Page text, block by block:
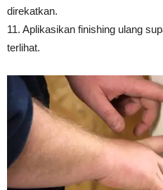
direkatkan.
11. Aplikasikan finishing ulang
terlihat.